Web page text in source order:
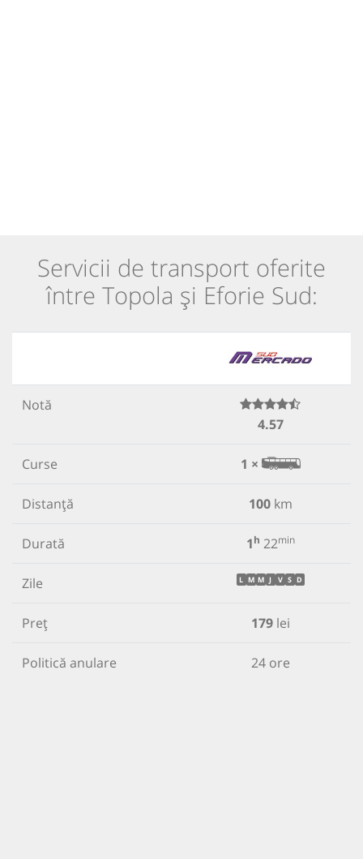
Servicii de transport oferite
între Topola și Eforie Sud:
Notă
4.57
Curse 1 ×
Distanță 100km
Durată 1h 22min
Zile L M M J V S D
Preț 179lei
Politică anulare 24 ore